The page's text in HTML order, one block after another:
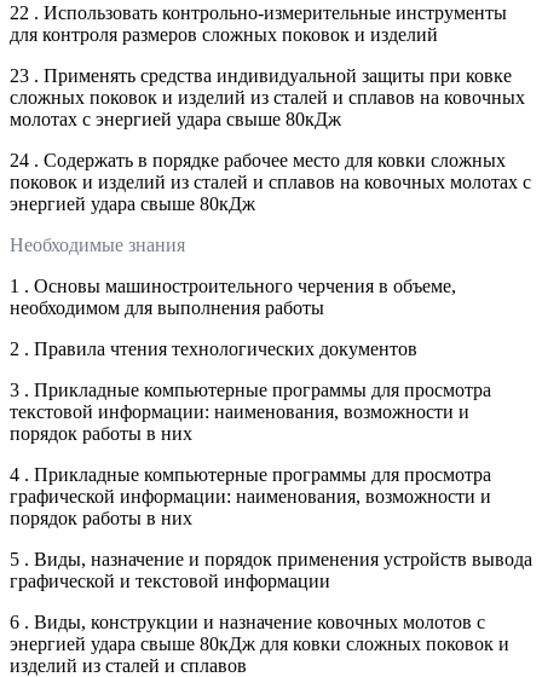
22 . Использовать контрольно-измерительные инструменты
для контроля размеров сложных поковок и изделий
23 . Применять средства индивидуальной защиты при ковке
сложных поковок и изделий из сталей и сплавов на ковочных
молотах с энергией удара свыше 80кДж
24 . Содержать в порядке рабочее место для ковки сложных
поковок и изделий из сталей и сплавов на ковочных молотах с
энергией удара свыше 80кДж
Необходимые знания
1 . Основы машиностроительного черчения в объеме,
необходимом для выполнения работы
2 . Правила чтения технологических документов
3 . Прикладные компьютерные программы для просмотра
текстовой информации: наименования, возможности и
порядок работы в них
4 . Прикладные компьютерные программы для просмотра
графической информации: наименования, возможности и
порядок работы в них
5 . Виды, назначение и порядок применения устройств вывода
графической и текстовой информации
6 . Виды, конструкции и назначение ковочных молотов с
энергией удара свыше 80кДж для ковки сложных поковок и
изделий из сталей и сплавов